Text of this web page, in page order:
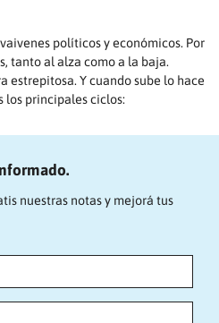
políticos y económicos. Por
tanto al alza como a la baja.
estrepitosa. Y cuando sube lo hace
los principales ciclos:
nuestras notas y mejorá tus